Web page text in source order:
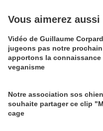
Vous aimerez aussi
Vidéo de Guillaume
jugeons pas notre
apportons la connaissance
veganisme
Notre association sos
souhaite partager ce clip "My Life's a
cage